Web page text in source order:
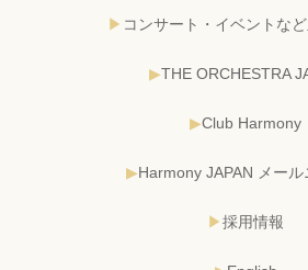
コンサート・イベントな
THE ORCHESTRA
Club Harmony
Harmony JAPAN メール
採用情報